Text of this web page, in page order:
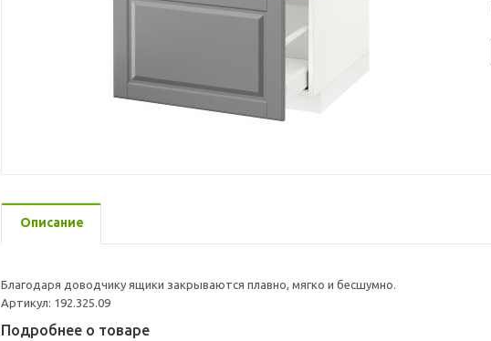
Описание
Благодаря доводчику ящики закрываются плавно, мягко и бесшумно.
Артикул: 192.325.09
Подробнее о товаре